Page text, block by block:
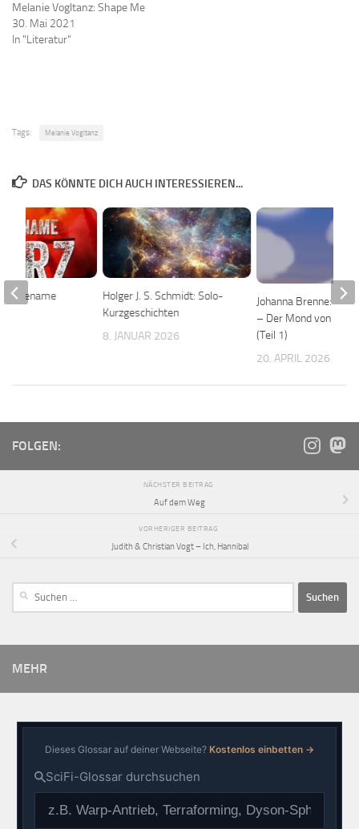
Melanie Vogltanz: Shape Me
30. Mai 2021
In "Literatur"
Tags: Melanie Vogltanz
DAS KÖNNTE DICH AUCH INTERESSIEREN...
Holger J. S. Schmidt: Solo-
Kurzgeschichten
8. JANUAR 2026
Johanna Brenne:
– Der Mond von
(Teil 1)
20. APRIL 2026
Codename
FOLGEN:
NÄCHSTER BEITRAG
Auf dem Weg
VORHERIGER BEITRAG
Judith & Christian Vogt – Ich, Hannibal
MEHR